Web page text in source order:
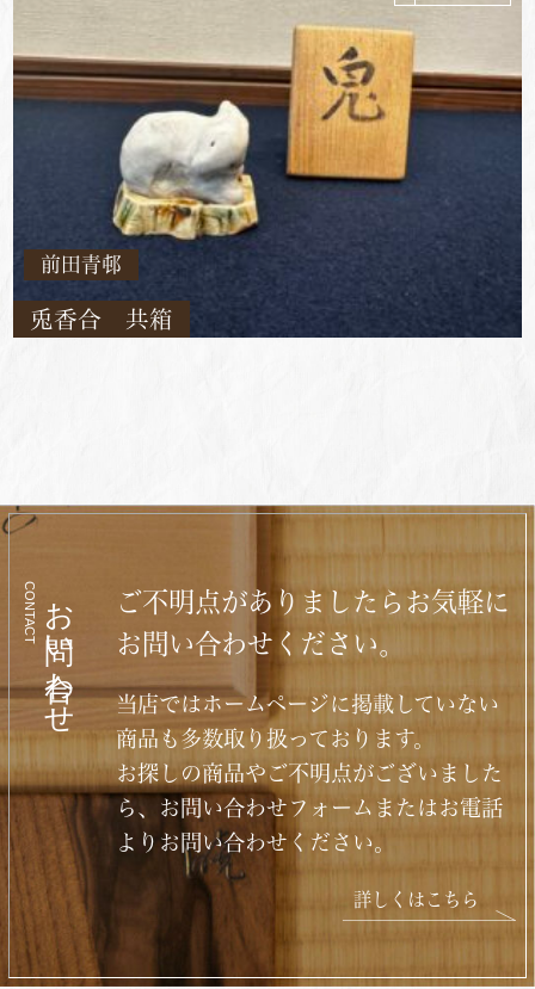
前田青邨
兎香合 共箱
お問い合わせ
CONTACT
ご不明点がありましたらお気軽に
お問い合わせください。
当店ではホームページに掲載していない
商品も多数取り扱っております。
お探しの商品やご不明点がございました
ら、お問い合わせフォームまたはお電話
よりお問い合わせください。
詳しくはこちら